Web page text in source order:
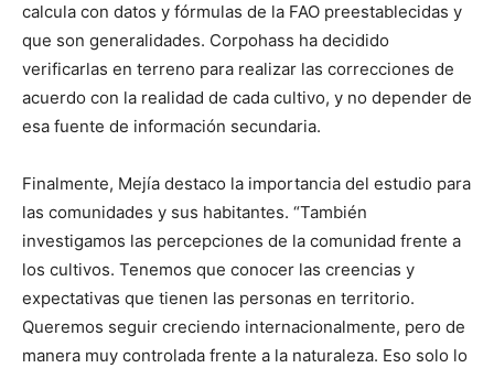
calcula con datos y fórmulas de la FAO preestablecidas y
que son generalidades. Corpohass ha decidido
verificarlas en terreno para realizar las correcciones de
acuerdo con la realidad de cada cultivo, y no depender de
esa fuente de información secundaria.
Finalmente, Mejía destaco la importancia del estudio para
las comunidades y sus habitantes. “También
investigamos las percepciones de la comunidad frente a
los cultivos. Tenemos que conocer las creencias y
expectativas que tienen las personas en territorio.
Queremos seguir creciendo internacionalmente, pero de
manera muy controlada frente a la naturaleza. Eso solo lo